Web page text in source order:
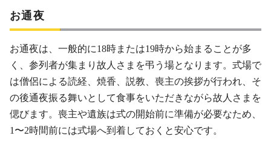
お通夜
お通夜は、一般的に18時または19時から始まることが多
く、参列者が集まり故人さまを弔う場となります。式場で
は僧侶による読経、焼香、説教、喪主の挨拶が行われ、そ
の後通夜振る舞いとして食事をいただきながら故人さまを
偲びます。喪主や遺族は式の開始前に準備が必要なため、
1〜2時間前には式場へ到着しておくと安心です。